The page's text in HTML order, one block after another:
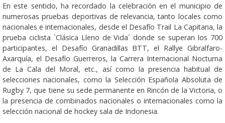
En este sentido, ha recordado la celebración en el municipio de
numerosas pruebas deportivas de relevancia, tanto locales como
nacionales e internacionales, desde el Desafío Trail La Capitana, la
prueba ciclista `Clásica Lleno de Vida´ donde se superan los 700
participantes, el Desafío Granadillas BTT, el Rallye Gibralfaro-
Axarquía, el Desafío Guerreros, la Carrera Internacional Nocturna
de La Cala del Moral, etc., así como la presencia habitual de
selecciones nacionales, como la Selección Española Absoluta de
Rugby 7, que tiene su sede permanente en Rincón de la Victoria, o
la presencia de combinados nacionales o internacionales como la
selección nacional de hockey sala de Indonesia.